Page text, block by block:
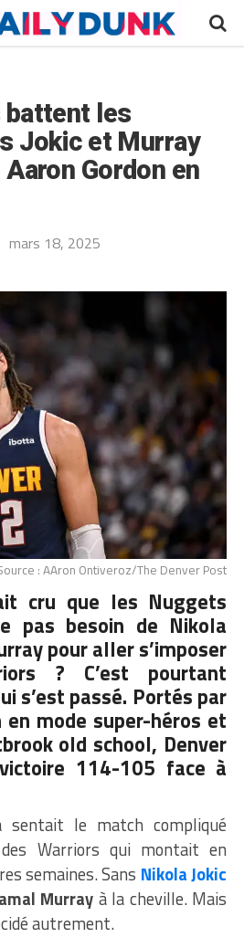
battent les
Jokic et Murray
Gordon en
mars 18, 2025
: AAron Ontiveroz/The Denver Post
cru que les Nuggets
pas besoin de Nikola
pour aller s’imposer
? C’est pourtant
s’est passé. Portés par
en mode super-héros et
old school, Denver
114-105 face à
sentait le match compliqué
Warriors qui montait en
semaines. Sans Nikola Jokic
Murray à la cheville. Mais
autrement.